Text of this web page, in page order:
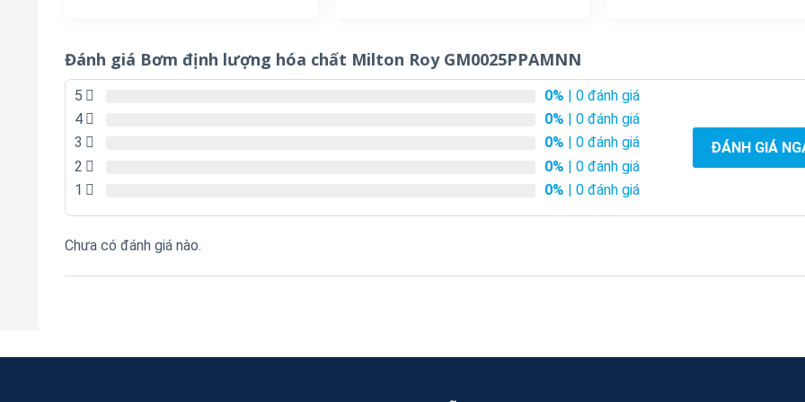
Đánh giá Bơm định lượng hóa chất Milton Roy GM0025PPAMNN
5 0% | 0 đánh giá
4
0% | 0 đánh giá
3
0% | 0 đánh giá
2
0% | 0 đánh giá
1
0% | 0 đánh giá
ĐÁNH GIÁ
Chưa có đánh giá nào.